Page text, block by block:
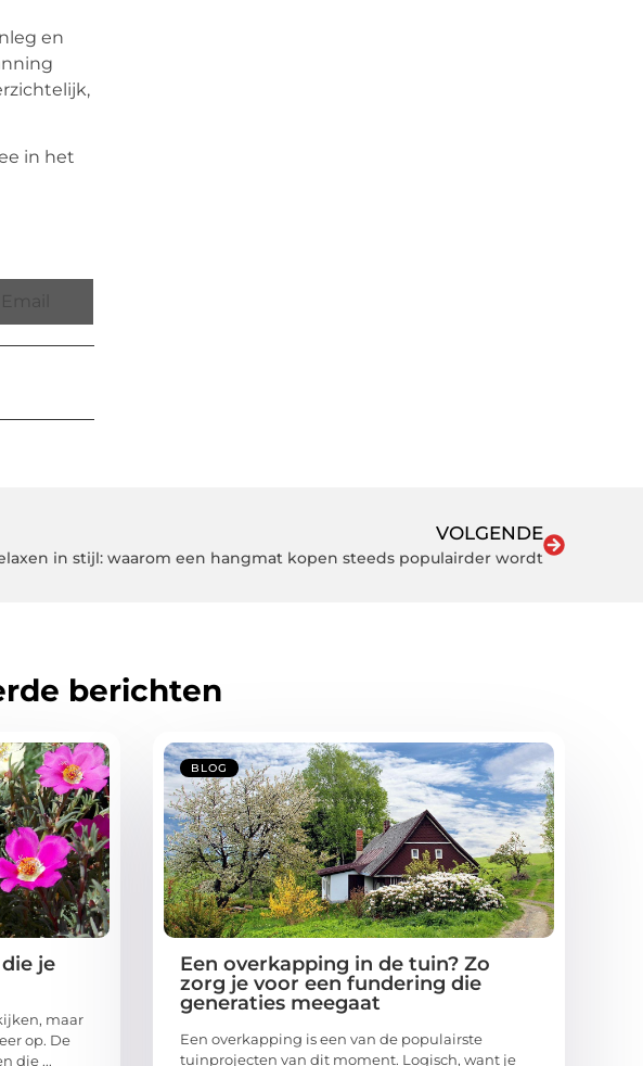
en
in het
VOLGENDE
in stijl: waarom een hangmat kopen steeds populairder wordt
berichten
je
maar
op. De
die ...
BLOG
Een overkapping in de tuin? Zo
zorg je voor een fundering die
generaties meegaat
Een overkapping is een van de populairste
tuinprojecten van dit moment. Logisch, want je